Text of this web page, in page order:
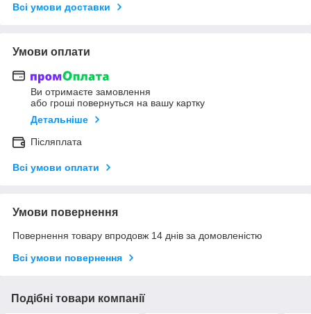
Всі умови доставки
Умови оплати
Ви отримаєте замовлення
або гроші повернуться на вашу картку
Детальніше
Післяплата
Всі умови оплати
Умови повернення
Повернення товару впродовж 14 днів за домовленістю
Всі умови повернення
Подібні товари компанії